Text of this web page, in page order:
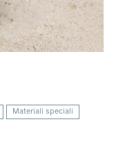
Materiali speciali